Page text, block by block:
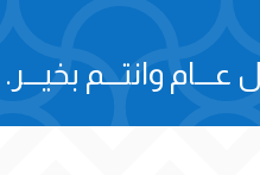
عـــام وانتـــم بخيـــر.